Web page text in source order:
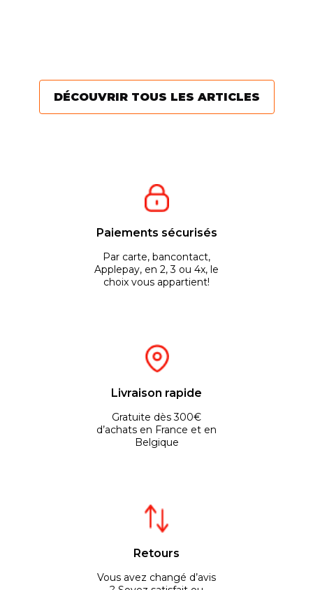
DÉCOUVRIR TOUS LES ARTICLES
Paiements sécurisés
Par carte, bancontact,
Applepay, en 2, 3 ou 4x, le
choix vous appartient!
Livraison rapide
Gratuite dès 300€
d’achats en France et en
Belgique
Retours
Vous avez changé d’avis